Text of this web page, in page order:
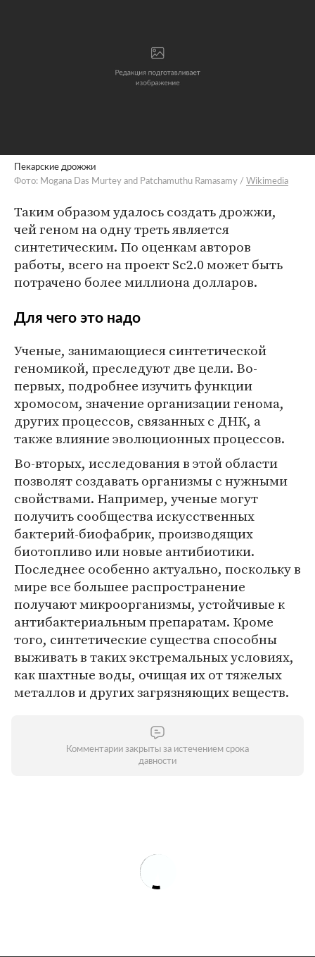
Пекарские дрожжи
Фото: Mogana Das Murtey and Patchamuthu Ramasamy / Wikimedia
Таким образом удалось создать дрожжи,
чей геном на одну треть является
синтетическим. По оценкам авторов
работы, всего на проект Sc2.0 может быть
потрачено более миллиона долларов.
Для чего это надо
Ученые, занимающиеся синтетической
геномикой, преследуют две цели. Во-
первых, подробнее изучить функции
хромосом, значение организации генома,
других процессов, связанных с ДНК, а
также влияние эволюционных процессов.
Во-вторых, исследования в этой области
позволят создавать организмы с нужными
свойствами. Например, ученые могут
получить сообщества искусственных
бактерий-биофабрик, производящих
биотопливо или новые антибиотики.
Последнее особенно актуально, поскольку в
мире все большее распространение
получают микроорганизмы, устойчивые к
антибактериальным препаратам. Кроме
того, синтетические существа способны
выживать в таких экстремальных условиях,
как шахтные воды, очищая их от тяжелых
металлов и других загрязняющих веществ.
Комментарии закрыты за истечением срока
давности